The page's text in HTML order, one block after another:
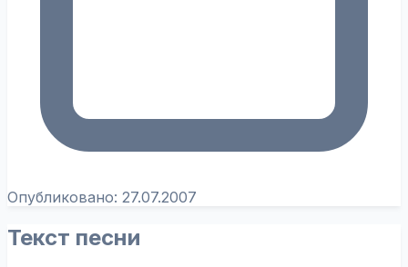
Опубликовано: 27.07.2007
Текст песни